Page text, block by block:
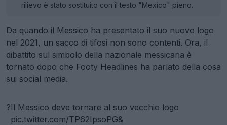
rilievo è stato sostituito con il testo "Mexico" pieno.
Da quando il Messico ha presentato il suo nuovo logo
nel 2021, un sacco di tifosi non sono contenti. Ora, il
dibattito sul simbolo della nazionale messicana è
tornato dopo che Footy Headlines ha parlato della cosa
sui social media.
?Il Messico deve tornare al suo vecchio logo
pic.twitter.com/TP62IpsoPG&